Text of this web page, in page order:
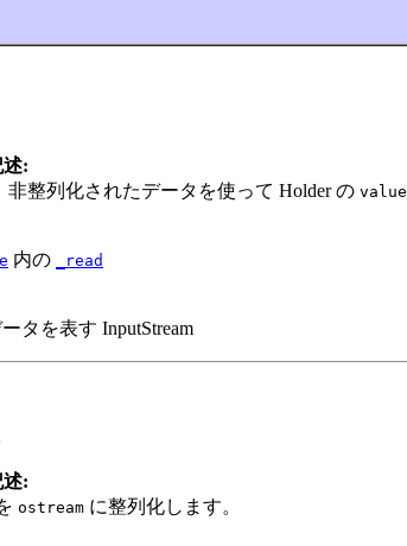
:
整列化されたデータを使って Holder の value
内の _read
タを表す InputStream
:
ostream に整列化します。